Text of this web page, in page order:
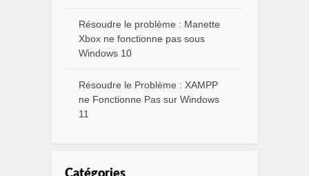
Résoudre le problème : Manette
Xbox ne fonctionne pas sous
Windows 10
Résoudre le Problème : XAMPP
ne Fonctionne Pas sur Windows
11